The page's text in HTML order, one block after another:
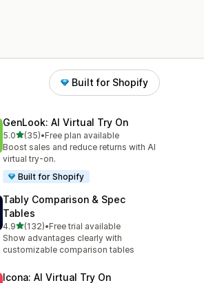
Built for Shopify
GenLook: AI Virtual Try On
5.05つ星中
(35)
合計レビュー数：35件
•Free plan available
Boost sales and reduce returns with AI
virtual try-on.
Built for Shopify
Tably Comparison & Spec
Tables
4.95つ星中
(132)
合計レビュー数：132件
•Free trial available
Show advantages clearly with
customizable comparison tables
Icona: AI Virtual Try On